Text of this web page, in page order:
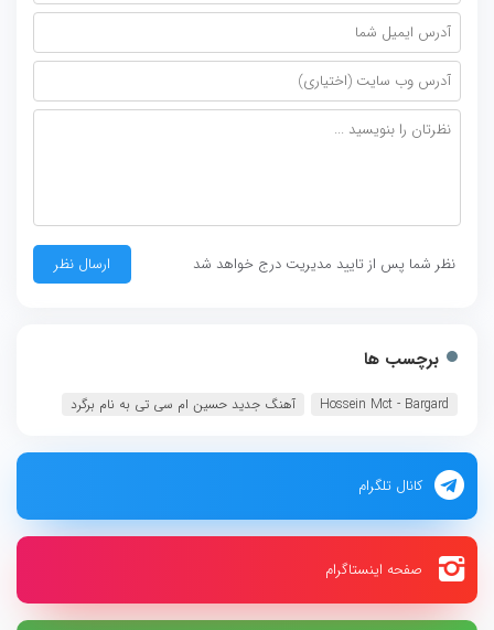
نظر شما پس از تایید مدیریت درج خواهد شد
برچسب ها
Hossein Mct - Bargard‏ آهنگ جدید حسین ام سی تی به نام برگرد
کانال تلگرام
صفحه اینستاگرام